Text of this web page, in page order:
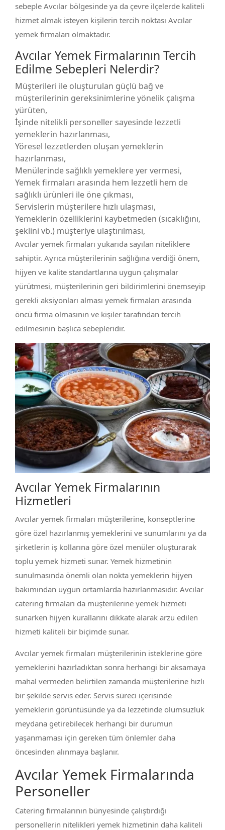
sebeple Avcılar bölgesinde ya da çevre ilçelerde kaliteli
hizmet almak isteyen kişilerin tercih noktası Avcılar
yemek firmaları olmaktadır.
Avcılar Yemek Firmalarının Tercih
Edilme Sebepleri Nelerdir?
Müşterileri ile oluşturulan güçlü bağ ve
müşterilerinin gereksinimlerine yönelik çalışma
yürüten,
İşinde nitelikli personeller sayesinde lezzetli
yemeklerin hazırlanması,
Yöresel lezzetlerden oluşan yemeklerin
hazırlanması,
Menülerinde sağlıklı yemeklere yer vermesi,
Yemek firmaları arasında hem lezzetli hem de
sağlıklı ürünleri ile öne çıkması,
Servislerin müşterilere hızlı ulaşması,
Yemeklerin özelliklerini kaybetmeden (sıcaklığını,
şeklini vb.) müşteriye ulaştırılması,
Avcılar yemek firmaları yukarıda sayılan niteliklere
sahiptir. Ayrıca müşterilerinin sağlığına verdiği önem,
hijyen ve kalite standartlarına uygun çalışmalar
yürütmesi, müşterilerinin geri bildirimlerini önemseyip
gerekli aksiyonları alması yemek firmaları arasında
öncü firma olmasının ve kişiler tarafından tercih
edilmesinin başlıca sebepleridir.
Avcılar Yemek Firmalarının
Hizmetleri
Avcılar yemek firmaları müşterilerine, konseptlerine
göre özel hazırlanmış yemeklerini ve sunumlarını ya da
şirketlerin iş kollarına göre özel menüler oluşturarak
toplu yemek hizmeti sunar. Yemek hizmetinin
sunulmasında önemli olan nokta yemeklerin hijyen
bakımından uygun ortamlarda hazırlanmasıdır. Avcılar
catering firmaları da müşterilerine yemek hizmeti
sunarken hijyen kurallarını dikkate alarak arzu edilen
hizmeti kaliteli bir biçimde sunar.
Avcılar yemek firmaları müşterilerinin isteklerine göre
yemeklerini hazırladıktan sonra herhangi bir aksamaya
mahal vermeden belirtilen zamanda müşterilerine hızlı
bir şekilde servis eder. Servis süreci içerisinde
yemeklerin görüntüsünde ya da lezzetinde olumsuzluk
meydana getirebilecek herhangi bir durumun
yaşanmaması için gereken tüm önlemler daha
öncesinden alınmaya başlanır.
Avcılar Yemek Firmalarında
Personeller
Catering firmalarının bünyesinde çalıştırdığı
personellerin nitelikleri yemek hizmetinin daha kaliteli